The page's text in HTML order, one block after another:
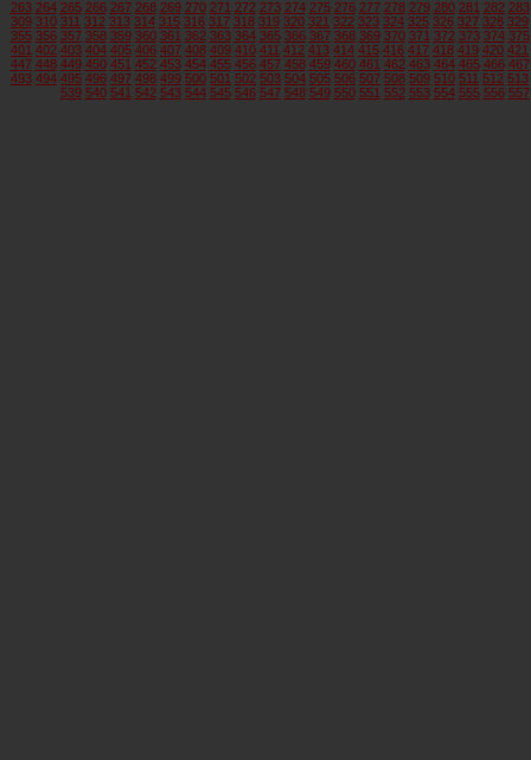
263 264 265 266 267 268 269 270 271 272 273 274 275 276 277 278 279 280 281 282 283
309 310 311 312 313 314 315 316 317 318 319 320 321 322 323 324 325 326 327 328 329
355 356 357 358 359 360 361 362 363 364 365 366 367 368 369 370 371 372 373 374 375
401 402 403 404 405 406 407 408 409 410 411 412 413 414 415 416 417 418 419 420 421
447 448 449 450 451 452 453 454 455 456 457 458 459 460 461 462 463 464 465 466 467
493 494 495 496 497 498 499 500 501 502 503 504 505 506 507 508 509 510 511 512 513
539 540 541 542 543 544 545 546 547 548 549 550 551 552 553 554 555 556 557